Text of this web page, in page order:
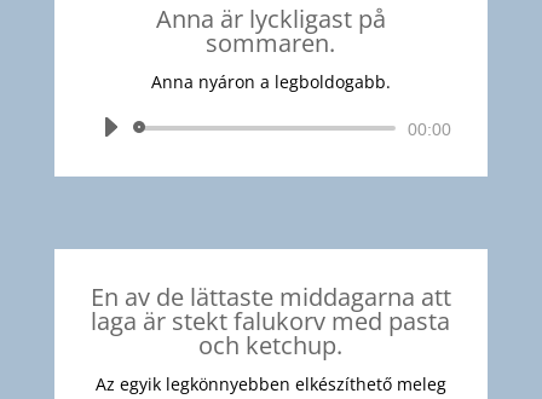
Anna är lyckligast på
sommaren.
Anna nyáron a legboldogabb.
Audió
00:00
En av de lättaste middagarna att
laga är stekt falukorv med pasta
och ketchup.
Az egyik legkönnyebben elkészíthető meleg